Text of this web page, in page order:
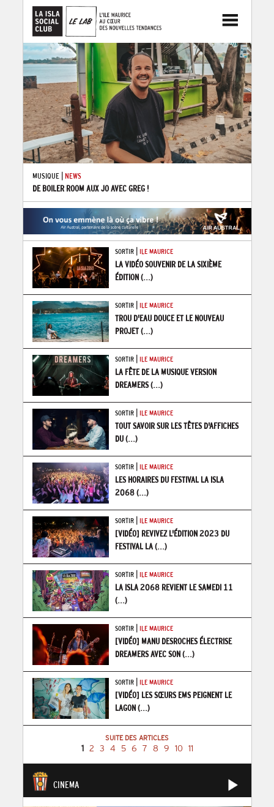
MUSIQUE| NEWS
DE BOILER ROOM AUX JO AVEC GREG !
SORTIR| ILE MAURICE
LA VIDÉO SOUVENIR DE LA SIXIÈME
ÉDITION(...)
SORTIR| ILE MAURICE
TROU D'EAU DOUCE ET LE NOUVEAU
PROJET(...)
SORTIR| ILE MAURICE
LA FÊTE DE LA MUSIQUE VERSION
DREAMERS(...)
SORTIR| ILE MAURICE
TOUT SAVOIR SUR LES TÊTES D'AFFICHES
DU(...)
SORTIR| ILE MAURICE
LES HORAIRES DU FESTIVAL LA ISLA
2068(...)
SORTIR| ILE MAURICE
[VIDÉO] REVIVEZ L'ÉDITION 2023 DU
FESTIVAL LA(...)
SORTIR| ILE MAURICE
LA ISLA 2068 REVIENT LE SAMEDI 11
(...)
SORTIR| ILE MAURICE
[VIDÉO] MANU DESROCHES ÉLECTRISE
DREAMERS AVEC SON(...)
SORTIR| ILE MAURICE
[VIDÉO] LES SŒURS EMS PEIGNENT LE
LAGON(...)
SUITE DES ARTICLES
1 2 3 4 5 6 7 8 9 10 11
CINEMA